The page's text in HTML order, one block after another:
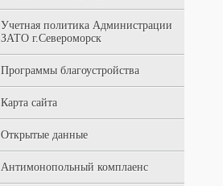
Учетная политика Администрации
ЗАТО г.Североморск
Программы благоустройства
Карта сайта
Открытые данные
Антимонопольный комплаенс